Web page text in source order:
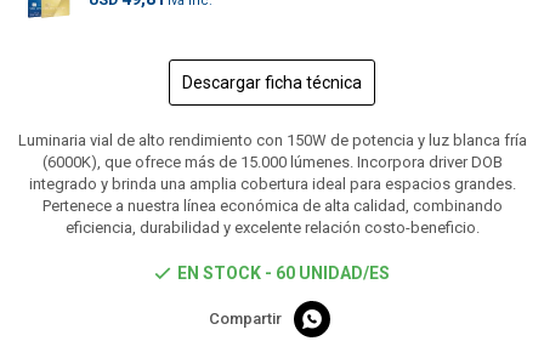
Descargar ficha técnica
Luminaria vial de alto rendimiento con 150W de potencia y luz blanca fría
(6000K), que ofrece más de 15.000 lúmenes. Incorpora driver DOB
integrado y brinda una amplia cobertura ideal para espacios grandes.
Pertenece a nuestra línea económica de alta calidad, combinando
eficiencia, durabilidad y excelente relación costo-beneficio.
EN STOCK - 60 UNIDAD/ES
